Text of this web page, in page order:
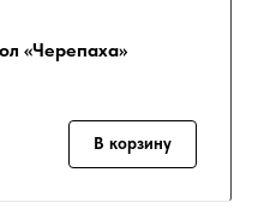
«Черепаха»
В корзину